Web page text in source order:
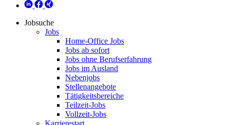
Jobsuche
Jobs
Home-Office Jobs
Jobs ab sofort
Jobs ohne Berufserfahrung
Jobs im Ausland
Nebenjobs
Stellenangebote
Tätigkeitsbereiche
Teilzeit-Jobs
Vollzeit-Jobs
Karrierestart